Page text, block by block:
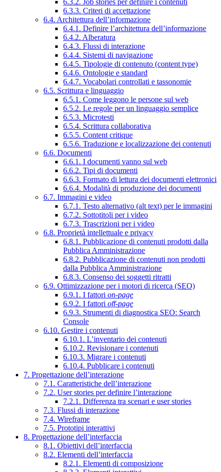
6.3.3. Criteri di accettazione
6.4. Architettura dell’informazione
6.4.1. Definire l’architettura dell’informazione
6.4.2. Alberatura
6.4.3. Flussi di interazione
6.4.4. Sistemi di navigazione
6.4.5. Tipologie di contenuto (content type)
6.4.6. Ontologie e standard
6.4.7. Vocabolari controllati e tassonomie
6.5. Scrittura e linguaggio
6.5.1. Come leggono le persone sul web
6.5.2. Le regole per un linguaggio semplice
6.5.3. Microtesti
6.5.4. Scrittura collaborativa
6.5.5. Content critique
6.5.6. Traduzione e localizzazione dei contenuti
6.6. Documenti
6.6.1. I documenti vanno sul web
6.6.2. Tipi di documenti
6.6.3. Formato di lettura dei documenti elettronici
6.6.4. Modalità di produzione dei documenti
6.7. Immagini e video
6.7.1. Testo alternativo (alt text) per le immagini
6.7.2. Sottotitoli per i video
6.7.3. Trascrizioni per i video
6.8. Proprietà intellettuale e privacy
6.8.1. Pubblicazione di contenuti prodotti dalla
Pubblica Amministrazione
6.8.2. Pubblicazione di contenuti non prodotti
dalla Pubblica Amministrazione
6.8.3. Consenso dei soggetti ritratti
6.9. Ottimizzazione per i motori di ricerca (SEO)
6.9.1. I fattori on-page
6.9.2. I fattori off-page
6.9.3. Strumenti di diagnostica SEO: Search
Console
6.10. Gestire i contenuti
6.10.1. L’inventario dei contenuti
6.10.2. Revisionare i contenuti
6.10.3. Migrare i contenuti
6.10.4. Pubblicare i contenuti
7. Progettazione dell’interazione
7.1. Caratteristiche dell’interazione
7.2. User stories per definire l’interazione
7.2.1. Differenza tra scenari e user stories
7.3. Flussi di interazione
7.4. Wireframe
7.5. Prototipi interattivi
8. Progettazione dell’interfaccia
8.1. Obiettivi dell’interfaccia
8.2. Elementi dell’interfaccia
8.2.1. Elementi di composizione